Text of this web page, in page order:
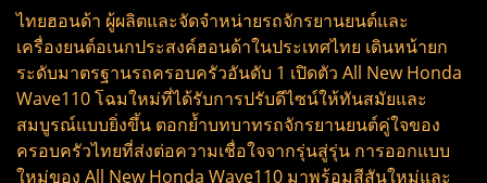
ไทยฮอนด้า ผู้ผลิตและจัดจำหน่ายรถจักรยานยนต์และ
เครื่องยนต์อเนกประสงค์ฮอนด้าในประเทศไทย เดินหน้ายก
ระดับมาตรฐานรถครอบครัวอันดับ 1 เปิดตัว All New Honda
Wave110 โฉมใหม่ที่ได้รับการปรับดีไซน์ให้ทันสมัยและ
สมบูรณ์แบบยิ่งขึ้น ตอกย้ำบทบาทรถจักรยานยนต์คู่ใจของ
ครอบครัวไทยที่ส่งต่อความเชื่อใจจากรุ่นสู่รุ่น การออกแบบ
ใหม่ของ All New Honda Wave110 มาพร้อมสีสันใหม่และ